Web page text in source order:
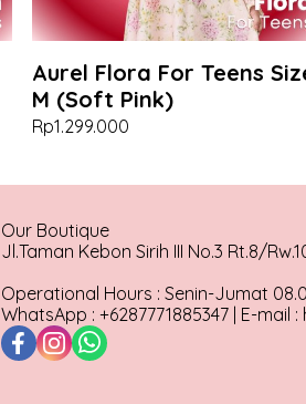
Aurel Flora For Teens
M (Soft Pink)
Rp1.299.000
Our Boutique
Jl.Taman Kebon Sirih III No.3 Rt.8/
Operational Hours : Senin-Jumat
WhatsApp : +6287771885347 | E-